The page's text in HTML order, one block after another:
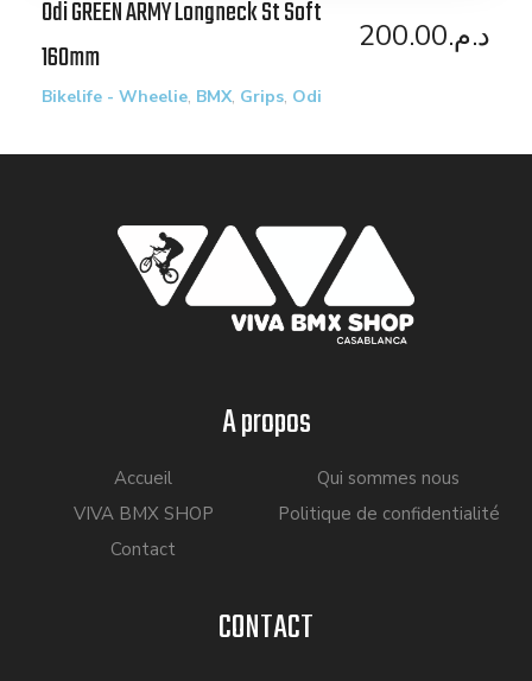
Odi GREEN ARMY Longneck St Soft
160mm
د.م.200.00
Bikelife - Wheelie, BMX, Grips, Odi
A propos
Accueil
VIVA BMX SHOP
Contact
Qui sommes nous
Politique de confidentialité
CONTACT